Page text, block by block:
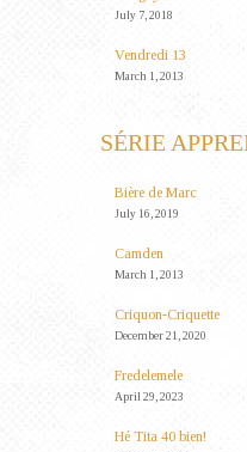
July 7, 2018
Vendredi 13
March 1, 2013
SÉRIE
Bière de Marc
July 16, 2019
Camden
March 1, 2013
Criquon-Criquette
December 21, 2020
Fredelemele
April 29, 2023
Hé Tita 40 bien!